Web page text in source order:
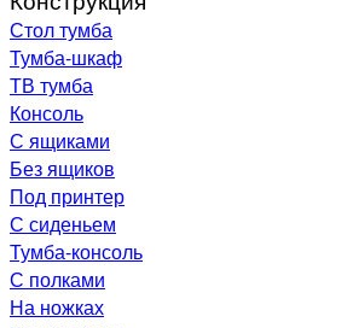
Стол тумба
Тумба-шкаф
ТВ тумба
Консоль
С ящиками
Без ящиков
Под принтер
С сиденьем
Тумба-консоль
С полками
На ножках